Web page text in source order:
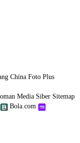
China Foto Plus
Media Siber Sitemap
Bola.com